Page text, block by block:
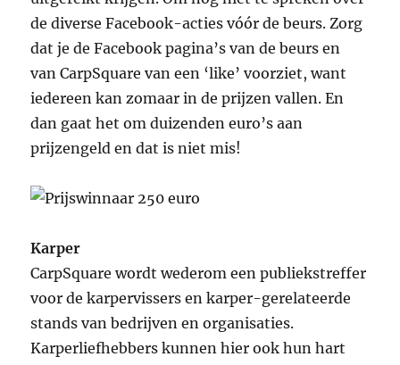
de diverse Facebook-acties vóór de beurs. Zorg
dat je de Facebook pagina’s van de beurs en
van CarpSquare van een ‘like’ voorziet, want
iedereen kan zomaar in de prijzen vallen. En
dan gaat het om duizenden euro’s aan
prijzengeld en dat is niet mis!
Karper
CarpSquare wordt wederom een publiekstreffer
voor de karpervissers en karper-gerelateerde
stands van bedrijven en organisaties.
Karperliefhebbers kunnen hier ook hun hart